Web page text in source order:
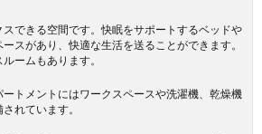
できる空間です。快眠をサポートするベッドや
スがあり、快適な生活を送ることができます。
ームもあります。
ートメントにはワークスペースや洗濯機、乾燥機
れています。